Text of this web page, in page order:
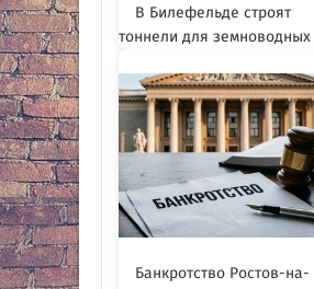
В Билефельде строят
тоннели для земноводных
Банкротство Ростов-на-